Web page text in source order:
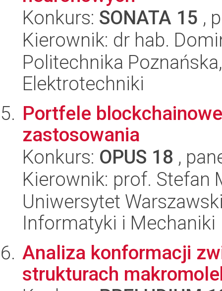
Konkurs: SONATA 15 ,
Kierownik: dr hab.
Politechnika
Elektrotechniki
Portfele
zastosowania
Konkurs: OPUS 18 ,
Kierownik: prof. Stefan
Uniwersytet
Informatyki i Mechaniki
Analiza konformacji
strukturach